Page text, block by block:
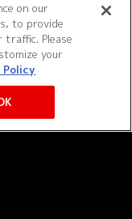
on our
to provide
traffic. Please
your
Policy